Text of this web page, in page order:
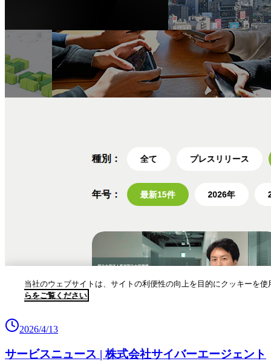
2026/4/13
サービスニュース | 株式会社サイバーエージェント